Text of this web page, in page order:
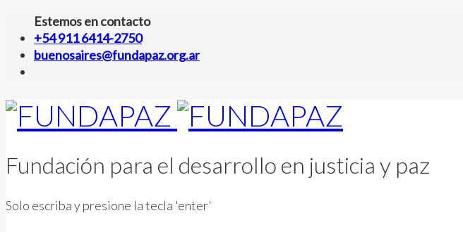
Estemos en contacto
+54 911 6414-2750
buenosaires@fundapaz.org.ar
Fundación para el desarrollo en justicia y paz
Solo escriba y presione la tecla 'enter'